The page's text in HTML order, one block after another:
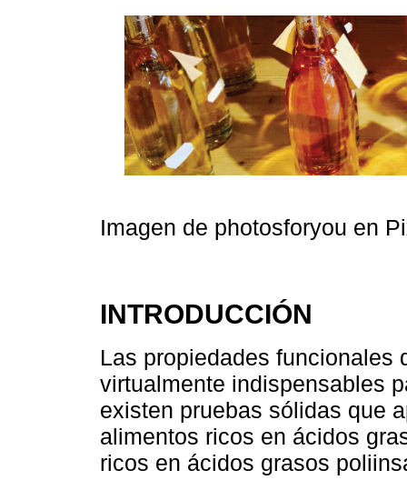
Imagen de photosforyou en
INTRODUCCIÓN
Las propiedades funcionales
virtualmente indispensables
existen pruebas sólidas que
alimentos ricos en ácidos
ricos en ácidos grasos